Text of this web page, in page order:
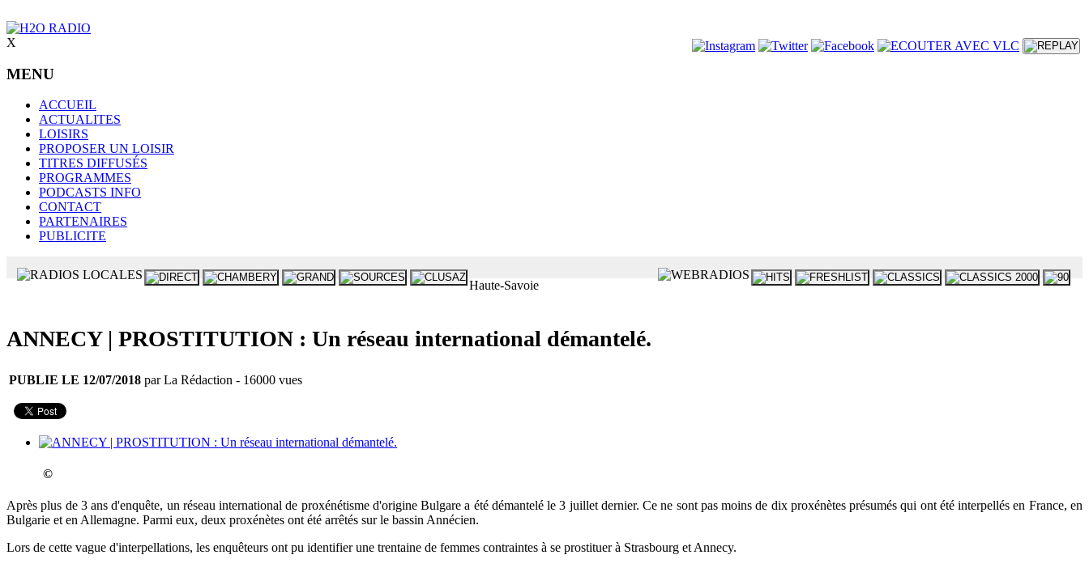
X
MENU
ACCUEIL
ACTUALITES
LOISIRS
PROPOSER UN LOISIR
TITRES DIFFUSÉS
PROGRAMMES
PODCASTS INFO
CONTACT
PARTENAIRES
PUBLICITE
Haute-Savoie
ANNECY | PROSTITUTION : Un réseau international démantelé.
PUBLIE LE 12/07/2018 par La Rédaction - 16000 vues
©
Après plus de 3 ans d'enquête, un réseau international de proxénétisme d'origine Bulgare a été démantelé le 3 juillet dernier. Ce ne sont pas moins de dix proxénètes présumés qui ont été interpellés en France, en
Bulgarie et en Allemagne. Parmi eux, deux proxénètes ont été arrêtés sur le bassin Annécien.
Lors de cette vague d'interpellations, les enquêteurs ont pu identifier une trentaine de femmes contraintes à se prostituer à Strasbourg et Annecy.